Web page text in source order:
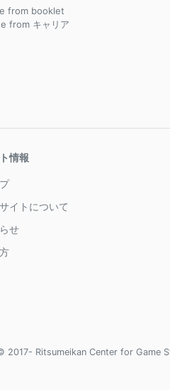
from booklet
from キャリア
情報
イトについて
せ
Ritsumeikan Center for Game